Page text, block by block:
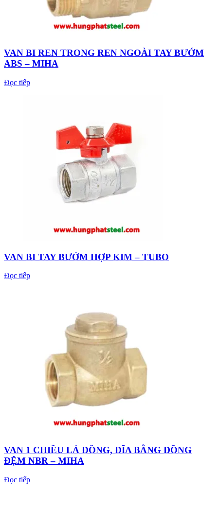
VAN BI REN TRONG REN NGOÀI TAY BƯỚM
ABS – MIHA
Đọc tiếp
VAN BI TAY BƯỚM HỢP KIM – TUBO
Đọc tiếp
VAN 1 CHIỀU LÁ ĐỒNG, ĐĨA BẰNG ĐỒNG
ĐỆM NBR – MIHA
Đọc tiếp